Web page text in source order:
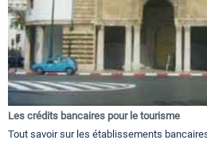
Les crédits bancaires pour le tourisme
Tout savoir sur les établissements